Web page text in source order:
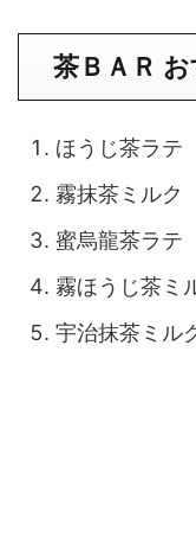
茶ＢＡＲ
ほうじ茶ラテ
霧抹茶ミルク
蜜烏龍茶ラテ
霧ほうじ茶ミ
宇治抹茶ミル